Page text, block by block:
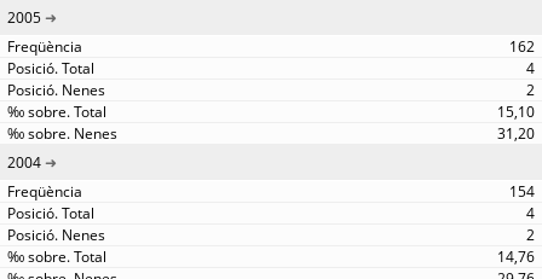
2005
162
4
2
15,10
31,20
2004
154
4
2
14,76